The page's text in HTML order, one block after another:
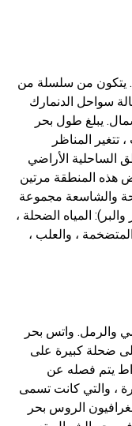
يتكون من سلسلة من
سواحل الدنمارك
يبلغ طول بحر
، تتغير المناظر
الساحلية الأراضي
هذه المنطقة مرتين
والشاسعة مجموعة
والبر): المياه الضحلة ،
، والعلب ،
والرمل. واتس بحر
ضحلة كبيرة على
يتم فصله عن
، والتي كانت تسمى
الروس بحر